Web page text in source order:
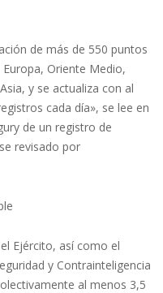
de más de 550 puntos
Oriente Medio,
y se actualiza con al
cada día», se lee en
de un registro de
revisado por
Ejército, así como el
y Contrainteligencia
al menos 3,5